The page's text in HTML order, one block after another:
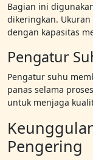
Bagian ini
dikeringkan.
dengan kapasitas
Pengatur
Pengatur suhu
panas selama
untuk menjaga
Pengering